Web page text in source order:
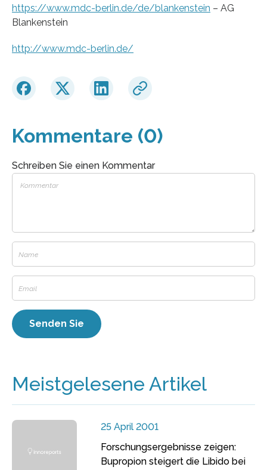
https://www.mdc-berlin.de/de/blankenstein – AG
Blankenstein
http://www.mdc-berlin.de/
Kommentare (0)
Schreiben Sie einen Kommentar
Meistgelesene Artikel
25 April 2001
Forschungsergebnisse zeigen:
Bupropion steigert die Libido bei